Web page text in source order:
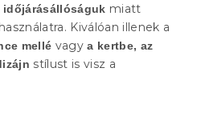
időjárásállóságuk miatt
Kiválóan illenek a
mellé vagya kertbe, az
stílust is visz a